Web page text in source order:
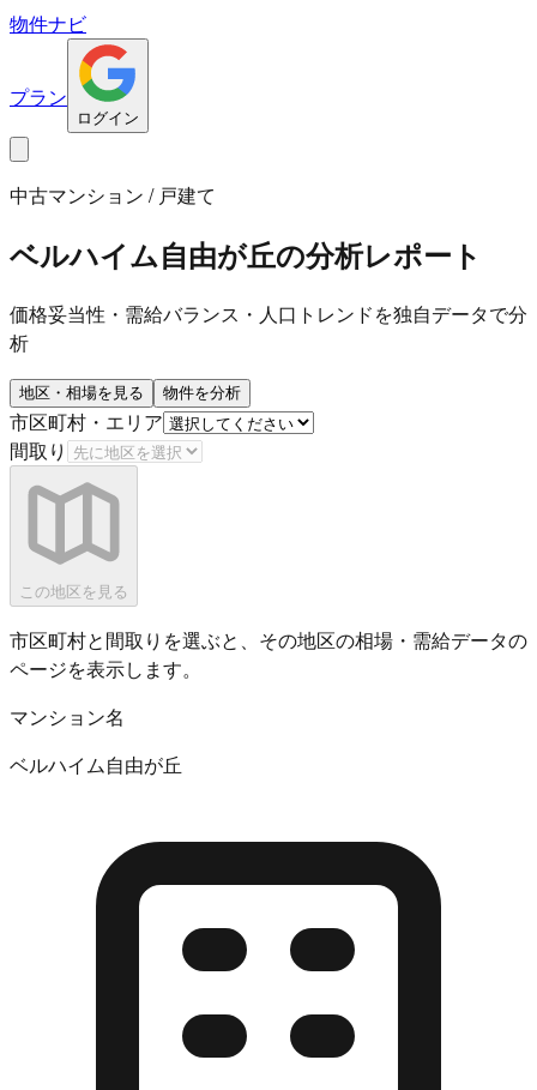
物件ナビ
プラン
ログイン
中古マンション / 戸建て
ベルハイム自由が丘の分析レポート
価格妥当性・需給バランス・人口トレンドを独自データで分
析
地区・相場を見る 物件を分析
市区町村・エリア
間取り
この地区を見る
市区町村と間取りを選ぶと、その地区の相場・需給データの
ページを表示します。
マンション名
ベルハイム自由が丘